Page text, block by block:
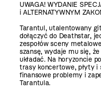
UWAGA! WYDANIE
i ALTERNATYWNYM
Tarantul, utalentowany
dołączyć do Deathstar,
zespołów sceny
szansę, wydaje mu się,
układać. Na horyzoncie
trasy koncertowe, płyty i
finansowe problemy i
Tarantula.